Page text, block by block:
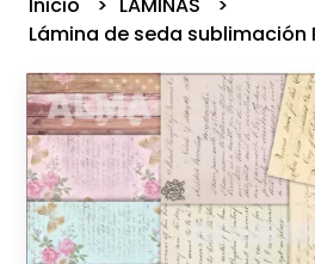
Lámina de seda sublimación